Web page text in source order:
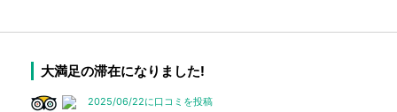
大満足の滞在になりました!
2025/06/22に口コミを投稿